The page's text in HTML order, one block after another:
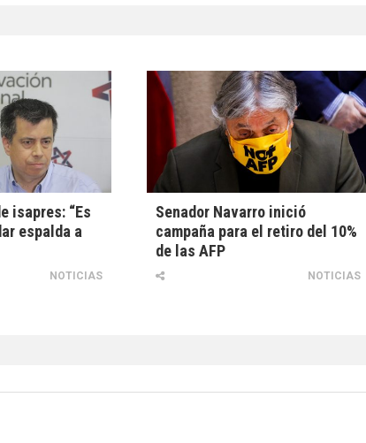
isapres: “Es
espalda a
NOTICIAS
Senador Navarro inició
campaña para el retiro del 10%
de las AFP
NOTICIAS